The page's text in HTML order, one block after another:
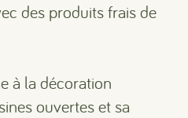
des produits frais de
à la décoration
ouvertes et sa